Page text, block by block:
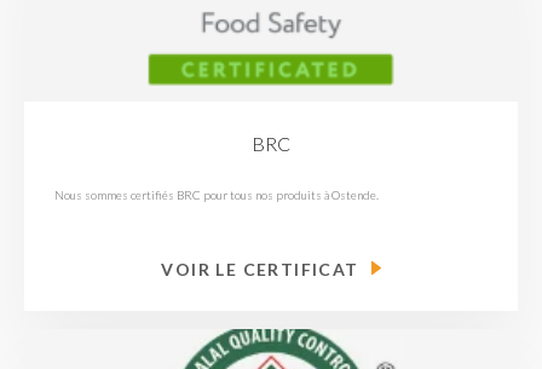
BRC
Nous sommes certifiés BRC pour tous nos produits à Ostende.
VOIR LE CERTIFICAT